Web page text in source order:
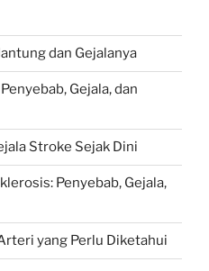
dan Gejalanya
Gejala, dan
Stroke Sejak Dini
Penyebab, Gejala,
yang Perlu Diketahui